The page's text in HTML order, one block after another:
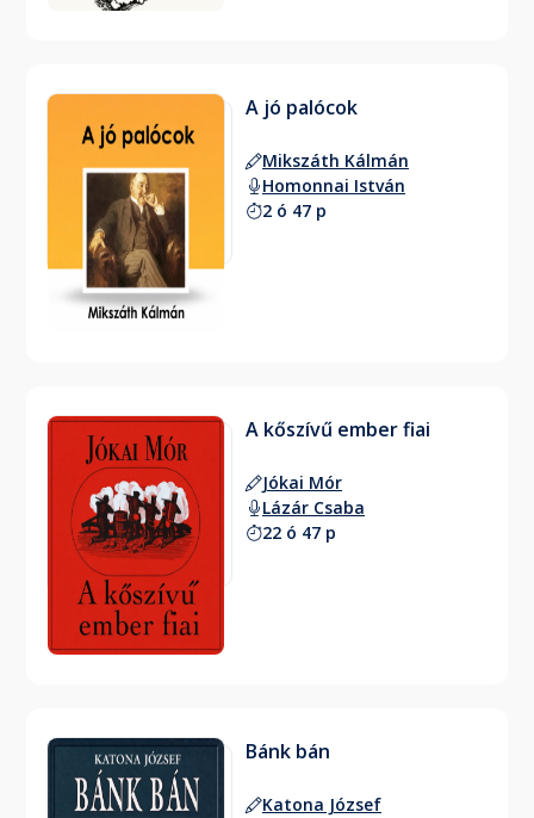
A jó palócok
Mikszáth Kálmán
Homonnai István
2 ó 47 p
A kőszívű ember fiai
Jókai Mór
Lázár Csaba
22 ó 47 p
Bánk bán
Katona József